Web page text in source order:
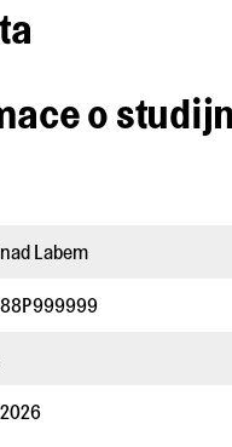
o
Labem